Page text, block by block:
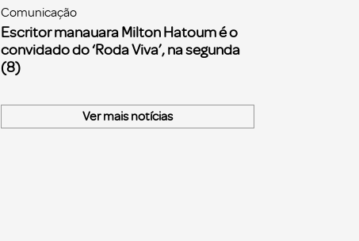
Comunicação
Escritor manauara Milton Hatoum é o
convidado do ‘Roda Viva’, na segunda
(8)
Ver mais notícias